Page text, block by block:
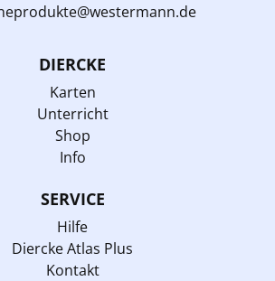
DIERCKE
Karten
Unterricht
Shop
Info
SERVICE
Hilfe
Diercke Atlas Plus
Kontakt